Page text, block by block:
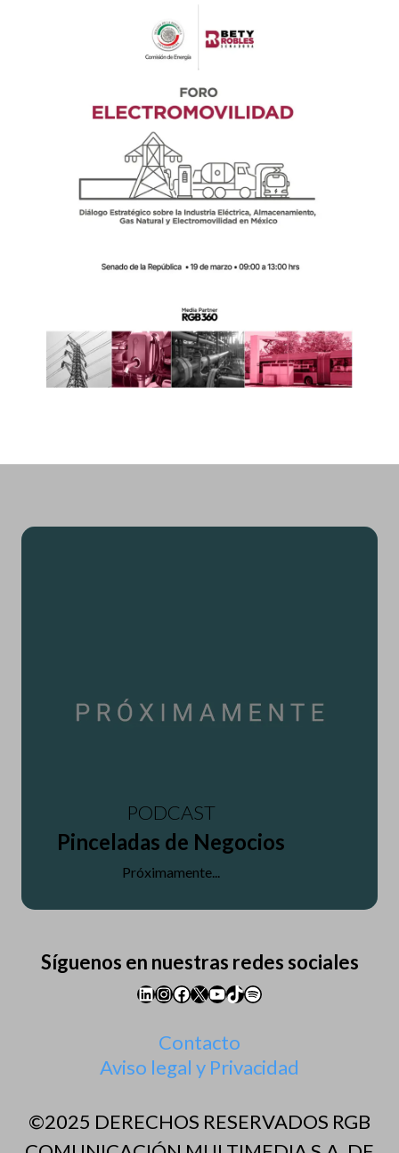
PODCAST
Pinceladas de Negocios
Próximamente...
Síguenos en nuestras redes sociales
LinkedIn
Instagram
Facebook
X YouTube
TikTok
Spotify
Contacto
Aviso legal y Privacidad
©2025 DERECHOS RESERVADOS RGB